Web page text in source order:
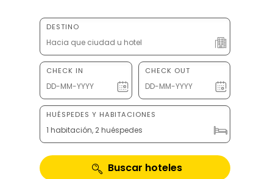
DESTINO
CHECK IN CHECK OUT
HUÉSPEDES Y HABITACIONES
1 habitación, 2 huéspedes
Buscar hoteles